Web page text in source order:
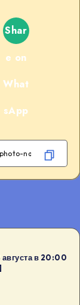
Shar
e on
What
sApp
в 20:00